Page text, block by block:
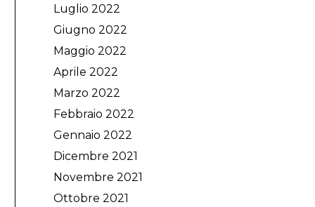
Luglio 2022
Giugno 2022
Maggio 2022
Aprile 2022
Marzo 2022
Febbraio 2022
Gennaio 2022
Dicembre 2021
Novembre 2021
Ottobre 2021